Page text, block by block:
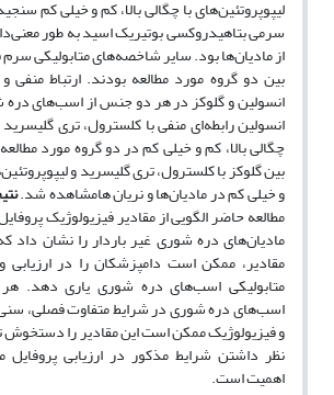
لیپوپروتئین‌های با چگالی بالا، کم و خیلی کم
سرمی بتا‌هیدروکسی بوتیریک اسید به طور
از مادیان‌ها بود. سایر شاخصه‌های متابولیکی
بین دو گروه مورد مطالعه بودند. ارتباط منفی
انسولین و گلوکز در هر دو جنس از اسب‌های
انسولین رابطه‌ای منفی با کلسترول، تری گلیسرید
چگالی بالا، کم و خیلی کم در دو گروه مورد
بین گلوکز با کلسترول، تری گلیسرید و
و خیلی کم در مادیان‌ها و نریان هامشاهده شد.
مطالعه حاضر الگویی از مقادیر فیزیولوژیک
مادیان‌های دره شوری غیر باردار را نشان داد
مقادیر، ممکن است دامپزشکان را در ارزیابی
متابولیکی اسب‌های دره شوری یاری دهد.
اسب‌های دره شوری در شرایط متفاوت فصلی،
و فیزیولوژیک ممکن است این مقادیر را دستخوش
نظر داشتن شرایط مذکور در ارزیابی پروفایل
اهمیت است.